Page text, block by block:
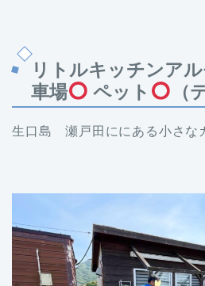
リトルキッチンア
車場
ペット （
生口島 瀬戸田ににある小さな